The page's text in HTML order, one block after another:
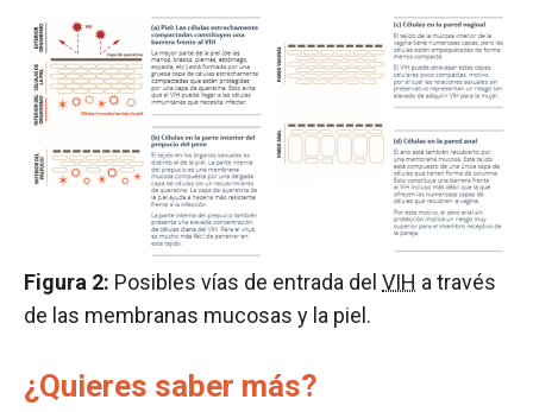
Figura 2: Posibles vías de entrada del VIH a través
de las membranas mucosas y la piel.
¿Quieres saber más?